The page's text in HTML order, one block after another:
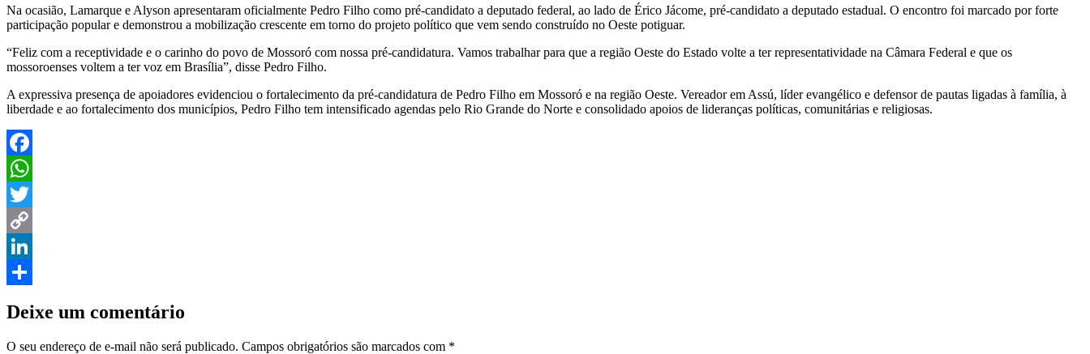
Na ocasião, Lamarque e Alyson apresentaram oficialmente Pedro Filho como pré-candidato a deputado federal, ao lado de Érico Jácome, pré-candidato a deputado estadual. O encontro foi marcado por forte
participação popular e demonstrou a mobilização crescente em torno do projeto político que vem sendo construído no Oeste potiguar.
“Feliz com a receptividade e o carinho do povo de Mossoró com nossa pré-candidatura. Vamos trabalhar para que a região Oeste do Estado volte a ter representatividade na Câmara Federal e que os
mossoroenses voltem a ter voz em Brasília”, disse Pedro Filho.
A expressiva presença de apoiadores evidenciou o fortalecimento da pré-candidatura de Pedro Filho em Mossoró e na região Oeste. Vereador em Assú, líder evangélico e defensor de pautas ligadas à família, à
liberdade e ao fortalecimento dos municípios, Pedro Filho tem intensificado agendas pelo Rio Grande do Norte e consolidado apoios de lideranças políticas, comunitárias e religiosas.
Facebook
WhatsApp
Twitter
Copy
Link
LinkedIn
Deixe um comentário
O seu endereço de e-mail não será publicado. Campos obrigatórios são marcados com *